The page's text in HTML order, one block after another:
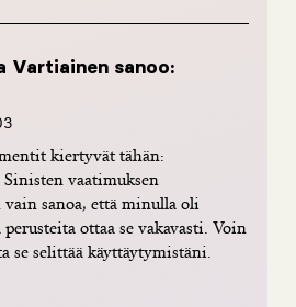
Vartiainen sanoo:
kiertyvät tähän:
Sinisten vaatimuksen
vain sanoa, että minulla oli
ottaa se vakavasti. Voin
se selittää käyttäytymistäni.